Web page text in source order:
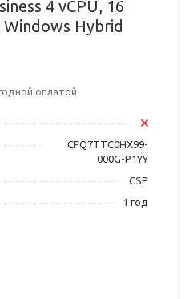
4 vCPU, 16
Windows Hybrid
оплатой
CFQ7TTC0HX99-
000G-P1YY
CSP
1 год